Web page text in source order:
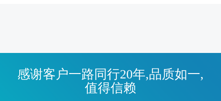
感谢客户一路同行20年,品质如一,
值得信赖